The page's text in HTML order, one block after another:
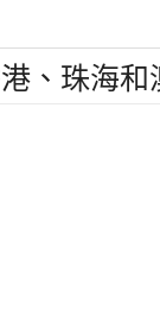
、珠海和